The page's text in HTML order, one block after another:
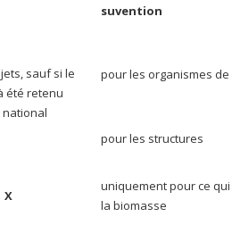
suvention
sauf si le
été retenu
national
pour les organismes
pour les structures
X
uniquement pour ce
la biomasse